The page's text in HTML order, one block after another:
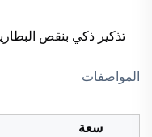
تذكير ذكي بنقص
المواصفات
سعة